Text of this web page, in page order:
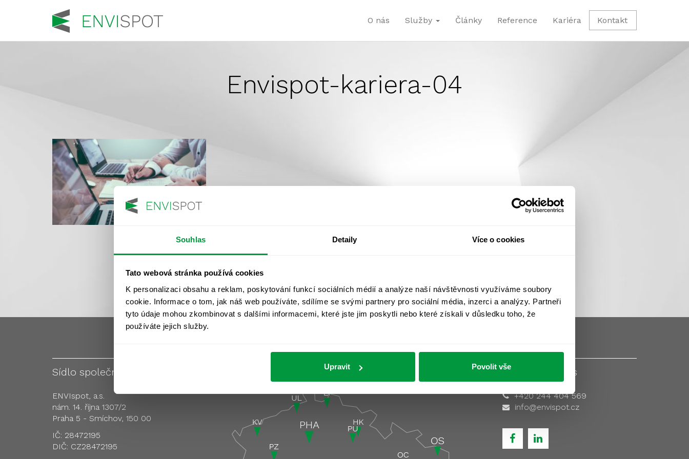
Souhlas Detaily Více o cookies
Tato webová stránka používá cookies
K personalizaci obsahu a reklam, poskytování funkcí sociálních médií a analýze naší návštěvnosti využíváme soubory
cookie. Informace o tom, jak náš web používáte, sdílíme se svými partnery pro sociální média, inzerci a analýzy. Partneři
tyto údaje mohou zkombinovat s dalšími informacemi, které jste jim poskytli nebo které získali v důsledku toho, že
používáte jejich služby.
Upravit Povolit vše
O nás Služby Články Reference Kariéra Kontakt
Envispot-kariera-04
Sídlo společnosti
ENVIspot, a.s.
nám. 14. října 1307/2
Praha 5 - Smíchov, 150 00
IČ: 28472195
DIČ: CZ28472195
Pobočky podrobně > Kontaktujte nás
+420 244 404 569
info@envispot.cz